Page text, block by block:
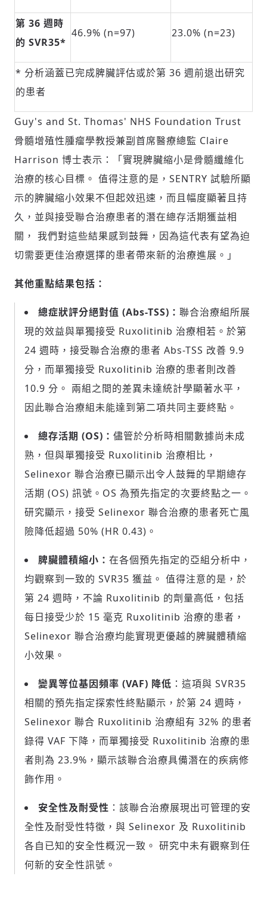
登入或註冊
歡迎您加入《旭時報》
輸入 Email 驗證碼
(十分鐘內有效)
第 36 週時
的 SVR35*
46.9% (n=97) 23.0% (n=23)
* 分析涵蓋已完成脾臟評估或於第 36 週前退出研究
的患者
Guy's and St. Thomas' NHS Foundation Trust
骨髓增殖性腫瘤學教授兼副首席醫療總監 Claire
Harrison 博士表示：「實現脾臟縮小是骨髓纖維化
治療的核心目標。 值得注意的是，SENTRY 試驗所顯
示的脾臟縮小效果不但起效迅速，而且幅度顯著且持
久，並與接受聯合治療患者的潛在總存活期獲益相
關， 我們對這些結果感到鼓舞，因為這代表有望為迫
切需要更佳治療選擇的患者帶來新的治療進展。」
其他重點結果包括：
總症狀評分絕對值 (Abs-TSS)： 聯合治療組所展
現的效益與單獨接受 Ruxolitinib 治療相若。於第
24 週時，接受聯合治療的患者 Abs-TSS 改善 9.9
分，而單獨接受 Ruxolitinib 治療的患者則改善
10.9 分。 兩組之間的差異未達統計學顯著水平，
因此聯合治療組未能達到第二項共同主要終點。
總存活期 (OS)： 儘管於分析時相關數據尚未成
熟，但與單獨接受 Ruxolitinib 治療相比，
Selinexor 聯合治療已顯示出令人鼓舞的早期總存
活期 (OS) 訊號。OS 為預先指定的次要終點之一。
研究顯示，接受 Selinexor 聯合治療的患者死亡風
險降低超過 50% (HR 0.43)。
脾臟體積縮小： 在各個預先指定的亞組分析中，
均觀察到一致的 SVR35 獲益。 值得注意的是，於
第 24 週時，不論 Ruxolitinib 的劑量高低，包括
每日接受少於 15 毫克 Ruxolitinib 治療的患者，
Selinexor 聯合治療均能實現更優越的脾臟體積縮
小效果。
變異等位基因頻率 (VAF) 降低 ：這項與 SVR35
相關的預先指定探索性終點顯示，於第 24 週時，
Selinexor 聯合 Ruxolitinib 治療組有 32% 的患者
錄得 VAF 下降，而單獨接受 Ruxolitinib 治療的患
者則為 23.9%，顯示該聯合治療具備潛在的疾病修
飾作用。
安全性及耐受性 ：該聯合治療展現出可管理的安
全性及耐受性特徵，與 Selinexor 及 Ruxolitinib
各自已知的安全性概況一致。 研究中未有觀察到任
何新的安全性訊號。